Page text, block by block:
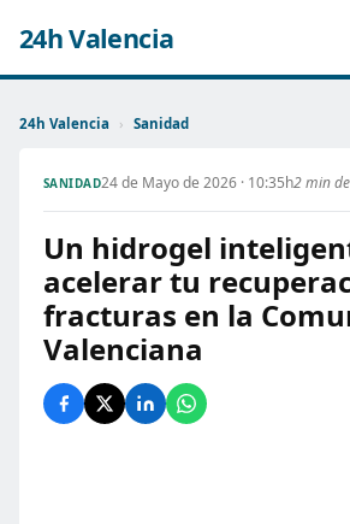
24h Valencia
24h Valencia › Sanidad
SANIDAD24 de Mayo de 2026 · 10:35h2 min
Un hidrogel
acelerar tu
fracturas en la
Valenciana